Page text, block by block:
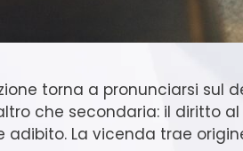
torna a pronunciarsi
che secondaria: il diritto
La vicenda trae